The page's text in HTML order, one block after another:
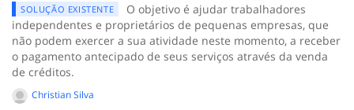
SOLUÇÃO EXISTENTE
O objetivo é ajudar trabalhadores
independentes e proprietários de pequenas empresas, que
não podem exercer a sua atividade neste momento, a receber
o pagamento antecipado de seus serviços através da venda
de créditos.
Christian Silva